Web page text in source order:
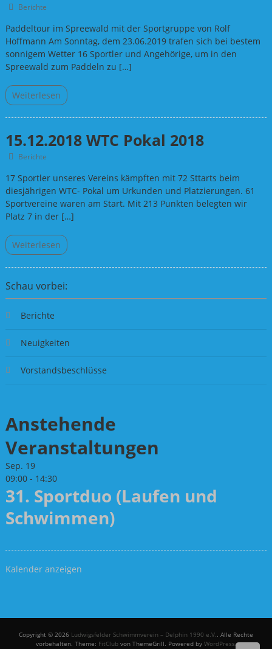
Berichte
Paddeltour im Spreewald mit der Sportgruppe von Rolf
Hoffmann Am Sonntag, dem 23.06.2019 trafen sich bei bestem
sonnigem Wetter 16 Sportler und Angehörige, um in den
Spreewald zum Paddeln zu […]
Weiterlesen
15.12.2018 WTC Pokal 2018
Berichte
17 Sportler unseres Vereins kämpften mit 72 Sttarts beim
diesjährigen WTC- Pokal um Urkunden und Platzierungen. 61
Sportvereine waren am Start. Mit 213 Punkten belegten wir
Platz 7 in der […]
Weiterlesen
Schau vorbei:
Berichte
Neuigkeiten
Vorstandsbeschlüsse
Anstehende
Veranstaltungen
Sep. 19
09:00- 14:30
31. Sportduo (Laufen und
Schwimmen)
Kalender anzeigen
Copyright © 2026 Ludwigsfelder Schwimmverein – Delphin 1990 e.V. . Alle Rechte
vorbehalten. Theme: FitClubvon ThemeGrill. Powered by WordPress.